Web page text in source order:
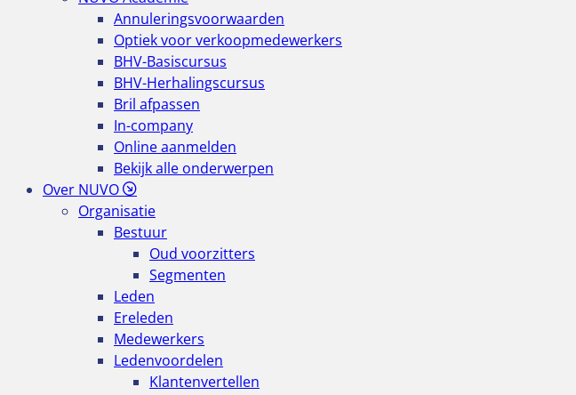
Annuleringsvoorwaarden
Optiek voor verkoopmedewerkers
BHV-Basiscursus
BHV-Herhalingscursus
Bril afpassen
In-company
Online aanmelden
Bekijk alle onderwerpen
Over NUVO
Organisatie
Bestuur
Oud voorzitters
Segmenten
Leden
Ereleden
Medewerkers
Ledenvoordelen
Klantenvertellen